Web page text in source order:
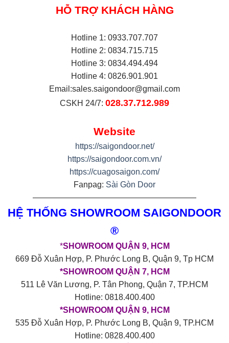
HỖ TRỢ KHÁCH HÀNG
Hotline 1: 0933.707.707
Hotline 2: 0834.715.715
Hotline 3: 0834.494.494
Hotline 4: 0826.901.901
Email:sales.saigondoor@gmail.com
CSKH 24/7: 028.37.712.989
Website
https://saigondoor.net/
https://saigondoor.com.vn/
https://cuagosaigon.com/
Fanpag: Sài Gòn Door
————————————————————
HỆ THỐNG SHOWROOM SAIGONDOOR
®
*SHOWROOM QUẬN 9, HCM
669 Đỗ Xuân Hợp, P. Phước Long B, Quận 9, Tp HCM
*SHOWROOM QUẬN 7, HCM
511 Lê Văn Lương, P. Tân Phong, Quận 7, TP.HCM
Hotline: 0818.400.400
*SHOWROOM QUẬN 9, HCM
535 Đỗ Xuân Hợp, P. Phước Long B, Quận 9, TP.HCM
Hotline: 0828.400.400